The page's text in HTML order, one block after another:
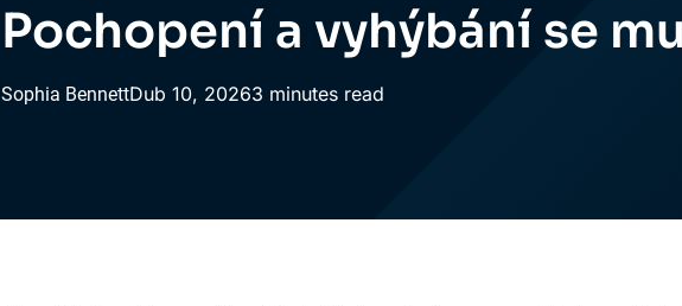
Pochopení a vyhýbání se mu
Sophia BennettDub 10, 20263 minutes read